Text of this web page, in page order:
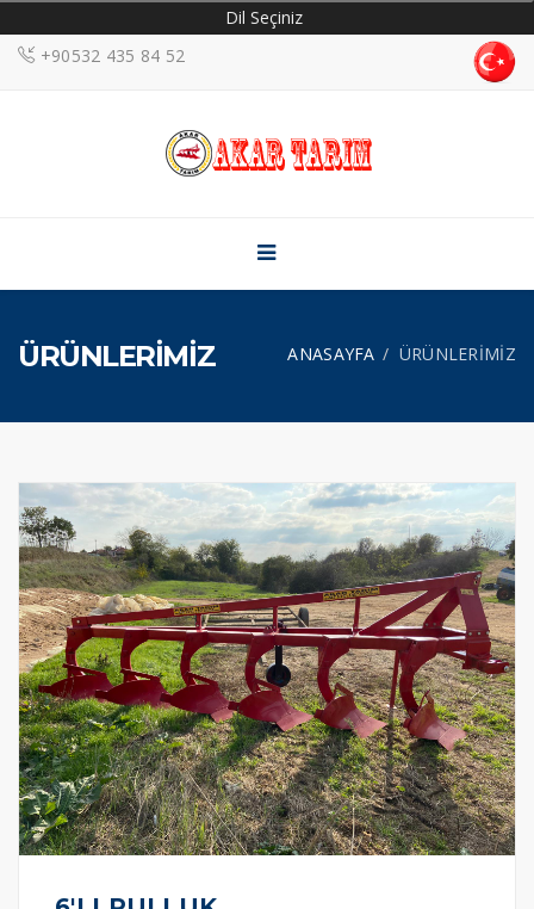
Dil Seçiniz
+90532 435 84 52
ÜRÜNLERİMİZ ANASAYFA ÜRÜNLERİMİZ
KURUMSAL
HABERLER
HİZMETLER
GALERİ